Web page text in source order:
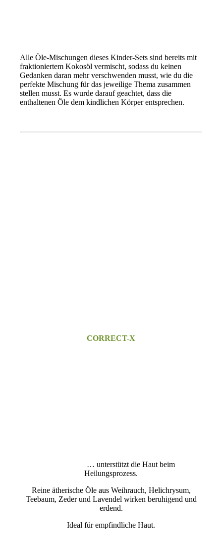
Alle Öle-Mischungen dieses Kinder-Sets sind bereits mit
fraktioniertem Kokosöl vermischt, sodass du keinen
Gedanken daran mehr verschwenden musst, wie du die
perfekte Mischung für das jeweilige Thema zusammen
stellen musst. Es wurde darauf geachtet, dass die
enthaltenen Öle dem kindlichen Körper entsprechen.
CORRECT-X
… unterstützt die Haut beim
Heilungsprozess.
Reine ätherische Öle aus Weihrauch, Helichrysum,
Teebaum, Zeder und Lavendel wirken beruhigend und
erdend.
Ideal für empfindliche Haut.